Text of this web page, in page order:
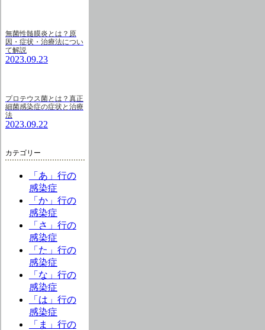
無菌性髄膜炎とは？原
因・症状・治療法につい
て解説
2023.09.23
プロテウス菌とは？真正
細菌感染症の症状と治療
法
2023.09.22
カテゴリー
「あ」行の
感染症
「か」行の
感染症
「さ」行の
感染症
「た」行の
感染症
「な」行の
感染症
「は」行の
感染症
「ま」行の